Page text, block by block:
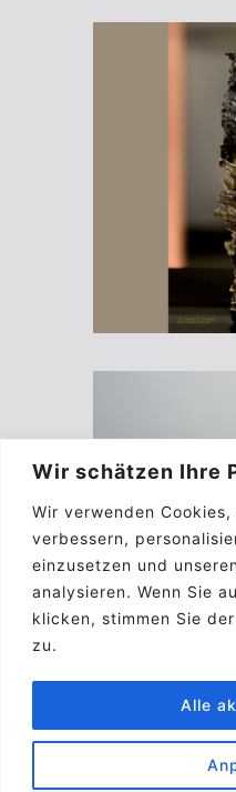
Wir schätzen Ihre
Wir verwenden
verbessern,
einzusetzen und
analysieren. Wenn Sie
klicken, stimmen Sie
zu.
Alle
Kontakt